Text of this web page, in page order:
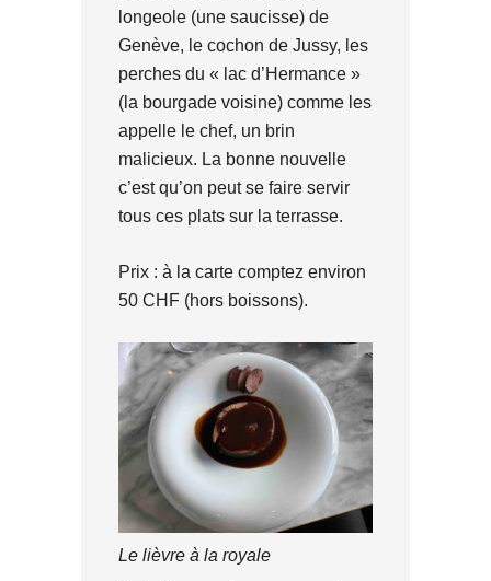
longeole (une saucisse) de
Genève, le cochon de Jussy, les
perches du « lac d’Hermance »
(la bourgade voisine) comme les
appelle le chef, un brin
malicieux. La bonne nouvelle
c’est qu’on peut se faire servir
tous ces plats sur la terrasse.
Prix : à la carte comptez environ
50 CHF (hors boissons).
Le lièvre à la royale